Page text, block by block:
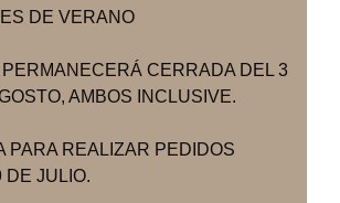
DE VERANO
PERMANECERÁ CERRADA DEL 3
AMBOS INCLUSIVE.
PARA REALIZAR PEDIDOS
DE JULIO.